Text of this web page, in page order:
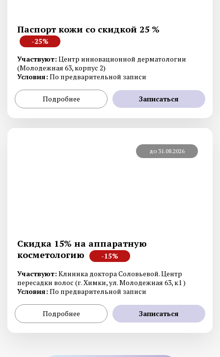
Паспорт кожи со скидкой 25 %
-25%
Участвуют: Центр инновационной дерматологии
(Молодежная 63, корпус 2)
Условия: По предварительной записи
Подробнее Записаться
до 31.08.2026
Скидка 15% на аппаратную
косметологию
-15%
Участвуют: Клиника доктора Соловьевой. Центр
пересадки волос (г. Химки, ул. Молодежная 63, к1 )
Условия: По предварительной записи
Подробнее Записаться